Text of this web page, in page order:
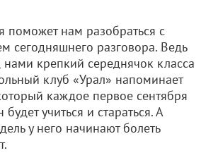
поможет нам разобраться с
сегодняшнего разговора. Ведь
нами крепкий середнячок класса
клуб «Урал» напоминает
каждое первое сентября
будет учиться и стараться. А
у него начинают болеть